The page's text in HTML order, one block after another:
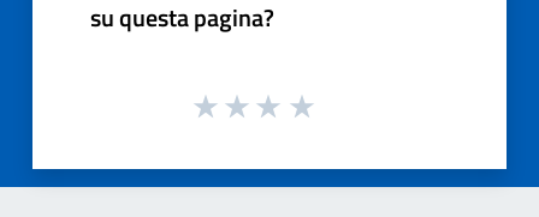
su questa pagina?